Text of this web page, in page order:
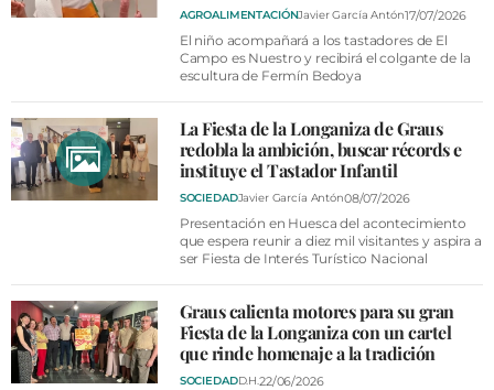
ESQUELAS
CLUB DEL AMIGO MILITANTE
INICIAR SESIÓN
AGROALIMENTACIÓNJavier García Antón17/07/2026
El niño acompañará a los tastadores de El
Campo es Nuestro y recibirá el colgante de la
escultura de Fermín Bedoya
La Fiesta de la Longaniza de Graus
redobla la ambición, buscar récords e
instituye el Tastador Infantil
SOCIEDADJavier García Antón08/07/2026
Presentación en Huesca del acontecimiento
que espera reunir a diez mil visitantes y aspira a
ser Fiesta de Interés Turístico Nacional
Graus calienta motores para su gran
Fiesta de la Longaniza con un cartel
que rinde homenaje a la tradición
SOCIEDADD.H.22/06/2026